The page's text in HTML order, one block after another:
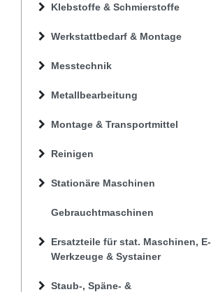
Klebstoffe & Schmierstoffe
Werkstattbedarf & Montage
Messtechnik
Metallbearbeitung
Montage & Transportmittel
Reinigen
Stationäre Maschinen
Gebrauchtmaschinen
Ersatzteile für stat. Maschinen, E-
Werkzeuge & Systainer
Staub-, Späne- &